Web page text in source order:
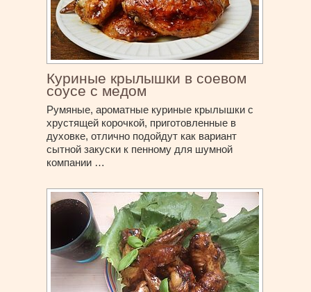
Куриные крылышки в соевом
соусе с медом
Румяные, ароматные куриные крылышки с
хрустящей корочкой, приготовленные в
духовке, отлично подойдут как вариант
сытной закуски к пенному для шумной
компании …